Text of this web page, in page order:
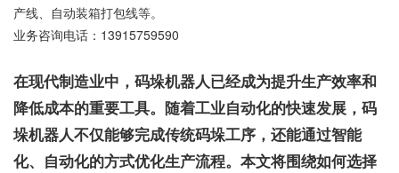
产线、自动装箱打包线等。
业务咨询电话： 13915759590
在现代制造业中，码垛机器人已经成为提升生产效率和
降低成本的重要工具。随着工业自动化的快速发展，码
垛机器人不仅能够完成传统码垛工序，还能通过智能
化、自动化的方式优化生产流程。本文将围绕如何选择